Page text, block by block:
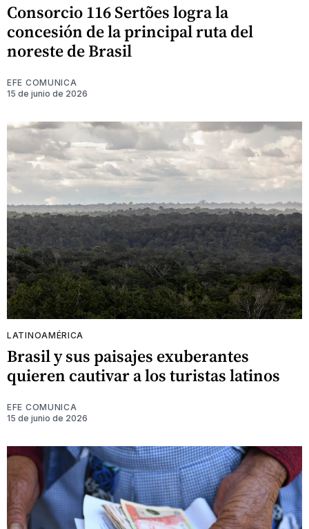
Consorcio 116 Sertões logra la
concesión de la principal ruta del
noreste de Brasil
EFE COMUNICA
15 de junio de 2026
LATINOAMÉRICA
Brasil y sus paisajes exuberantes
quieren cautivar a los turistas latinos
EFE COMUNICA
15 de junio de 2026